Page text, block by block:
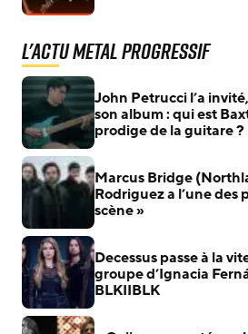
L'actu Metal Progressif
John Petrucci l’a
son album : qui est
prodige de la guitare ?
Marcus Bridge
Rodriguez a l’une des
scène »
Decessus passe à la
groupe d’Ignacia
BLKIIBLK